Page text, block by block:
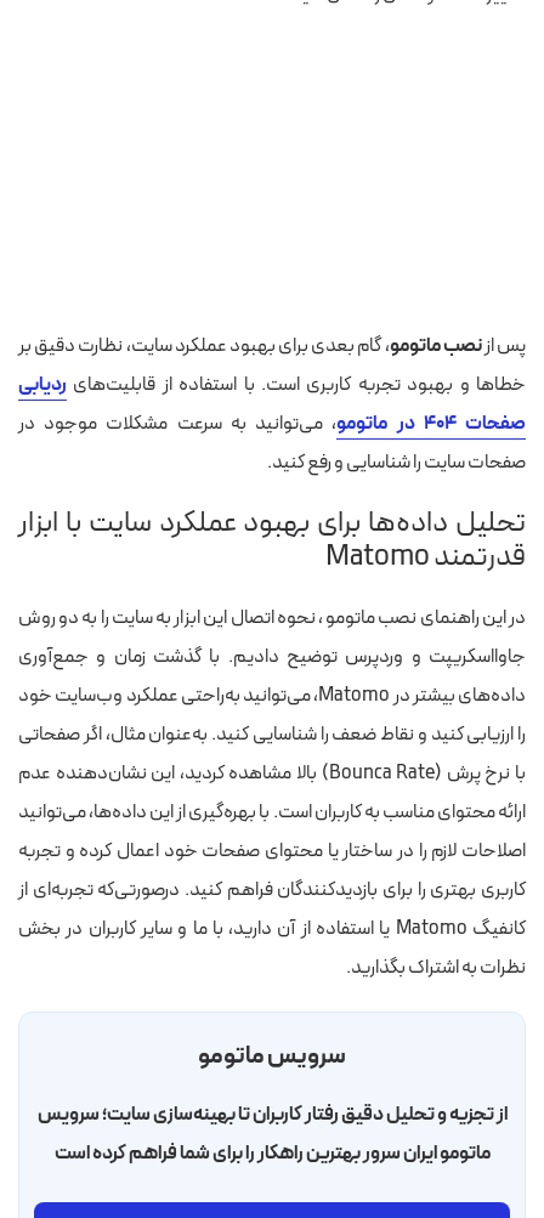
پس ازنصب ماتومو، گام بعدی برای بهبود عملکرد سایت، نظارت دقیق بر
خطاها و بهبود تجربه کاربری است. با استفاده از قابلیت‌های ردیابی
صفحات ۴۰۴ در ماتومو
، می‌توانید به سرعت مشکلات موجود در
صفحات سایت را شناسایی و رفع کنید.
تحلیل داده‌ها برای بهبود عملکرد سایت با ابزار
قدرتمند Matomo
در این راهنمای نصب ماتومو ، نحوه اتصال این ابزار به سایت را به دو روش
جاوااسکریپت و وردپرس توضیح دادیم. با گذشت زمان و جمع‌آوری
داده‌های بیشتر در Matomo، می‌توانید به‌راحتی عملکرد وب‌سایت خود
را ارزیابی کنید و نقاط ضعف را شناسایی کنید. به‌عنوان مثال، اگر صفحاتی
با نرخ پرش (‌Bounca Rate) بالا مشاهده کردید، این نشان‌دهنده عدم
ارائه محتوای مناسب به کاربران است. با بهره‌گیری از این داده‌ها، می‌توانید
اصلاحات لازم را در ساختار یا محتوای صفحات خود اعمال کرده و تجربه
کاربری بهتری را برای بازدیدکنندگان فراهم کنید. درصورتی‌که تجربه‌ای از
کانفیگ Matomo یا استفاده از آن دارید، با ما و سایر کاربران در بخش
نظرات به اشتراک بگذارید.
سرویس ماتومو
از تجزیه و تحلیل دقیق رفتار کاربران تا بهینه‌سازی سایت؛ سرویس
ماتومو ایران سرور بهترین راهکار را برای شما فراهم کرده است